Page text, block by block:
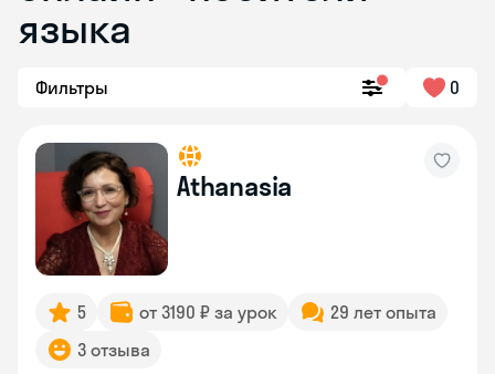
языка
Фильтры 0
Athanasia
5 от 3190 ₽ за урок
29 лет опыта
3 отзыва